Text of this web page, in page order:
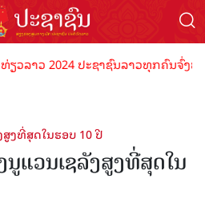
ລາວ 2024 ປະຊາຊົນລາວທຸກຄົນຈົ່ງພ້
ສູງທີ່ສຸດໃນຮອບ 10 ປີ
ນູແວນເຊລັງສູງທີ່ສຸດໃນ